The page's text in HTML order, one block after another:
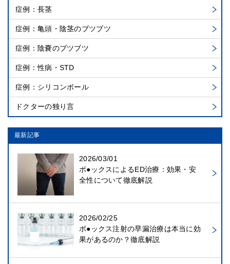
症例：長茎
症例：亀頭・陰茎のブツブツ
症例：陰嚢のブツブツ
症例：性病・STD
症例：シリコンボール
ドクターの独り言
最新記事
2026/03/01
ボ●ックスによるED治療：効果・安
全性について徹底解説
2026/02/25
ボ●ックス注射の早漏治療は本当に効
果があるのか？徹底解説